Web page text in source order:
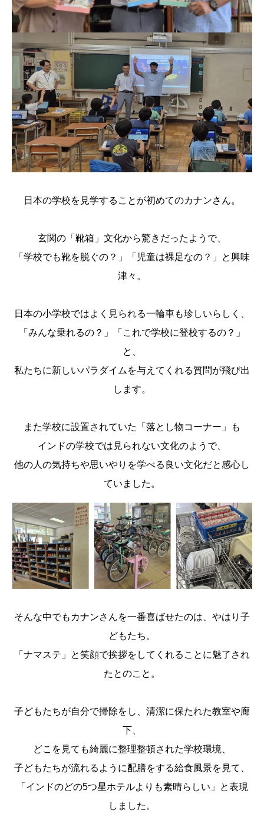
日本の学校を見学することが初めてのカナンさん。
玄関の「靴箱」文化から驚きだったようで、
「学校でも靴を脱ぐの？」「児童は裸足なの？」と興味
津々。
日本の小学校ではよく見られる一輪車も珍しいらしく、
「みんな乗れるの？」「これで学校に登校するの？」
と、
私たちに新しいパラダイムを与えてくれる質問が飛び出
します。
また学校に設置されていた「落とし物コーナー」も
インドの学校では見られない文化のようで、
他の人の気持ちや思いやりを学べる良い文化だと感心し
ていました。
そんな中でもカナンさんを一番喜ばせたのは、やはり子
どもたち。
「ナマステ」と笑顔で挨拶をしてくれることに魅了され
たとのこと。
子どもたちが自分で掃除をし、清潔に保たれた教室や廊
下、
どこを見ても綺麗に整理整頓された学校環境、
子どもたちが流れるように配膳をする給食風景を見て、
「インドのどの5つ星ホテルよりも素晴らしい」と表現
しました。